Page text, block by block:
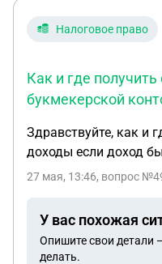
приостановлено, до
натариуса я сама
пришлет, мне это не
Налоговое право
Как и где
букмекерской
Здравствуйте, как и
доходы если доход
27 мая, 13:46, вопрос
У вас похожая
Опишите свои детали
делать.